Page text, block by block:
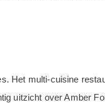
Het multi-cuisine
uitzicht over Amber